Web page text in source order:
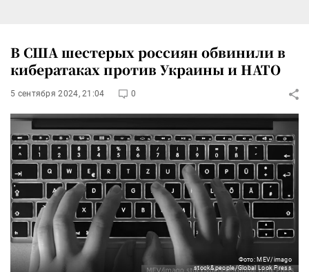
В США шестерых россиян обвинили в
кибератаках против Украины и НАТО
5 сентября 2024, 21:04 0
Фото: MEV/imago
stock&people/Global Look Press